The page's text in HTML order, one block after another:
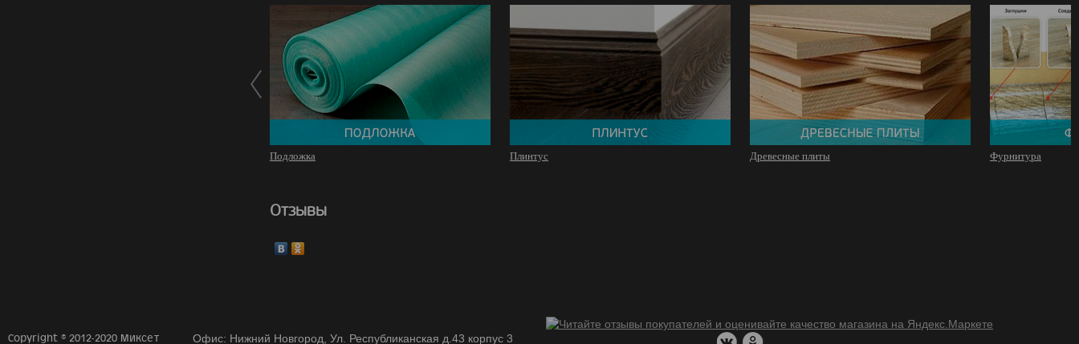
Подложка Плинтус Древесные плиты Фурнитура
Отзывы
Copyright © 2012-2020 Миксет Офис: Нижний Новгород, Ул. Республиканская д.43 корпус 3